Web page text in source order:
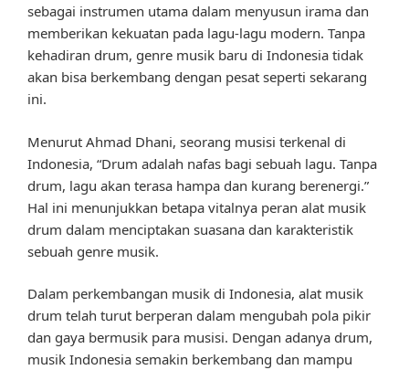
sebagai instrumen utama dalam menyusun irama dan
memberikan kekuatan pada lagu-lagu modern. Tanpa
kehadiran drum, genre musik baru di Indonesia tidak
akan bisa berkembang dengan pesat seperti sekarang
ini.
Menurut Ahmad Dhani, seorang musisi terkenal di
Indonesia, “Drum adalah nafas bagi sebuah lagu. Tanpa
drum, lagu akan terasa hampa dan kurang berenergi.”
Hal ini menunjukkan betapa vitalnya peran alat musik
drum dalam menciptakan suasana dan karakteristik
sebuah genre musik.
Dalam perkembangan musik di Indonesia, alat musik
drum telah turut berperan dalam mengubah pola pikir
dan gaya bermusik para musisi. Dengan adanya drum,
musik Indonesia semakin berkembang dan mampu